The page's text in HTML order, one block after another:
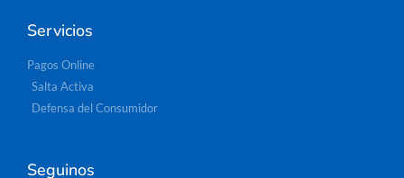
Servicios
Pagos Online
Salta Activa
Defensa del Consumidor
Seguinos